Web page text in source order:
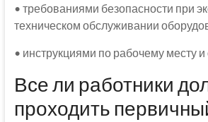
• требованиями безопасности при
техническом обслуживании
• инструкциями по рабочему месту и
Все ли работники
проходить